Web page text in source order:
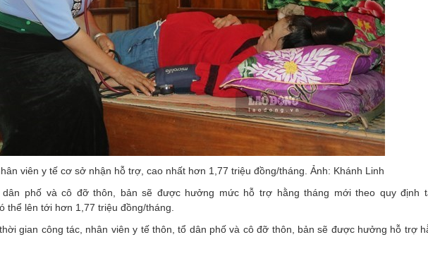
viên y tế cơ sở nhận hỗ trợ, cao nhất hơn 1,77 triệu đồng/tháng. Ảnh: Khánh Linh
phố và cô đỡ thôn, bản sẽ được hưởng mức hỗ trợ hằng tháng mới theo quy định
thể lên tới hơn 1,77 triệu đồng/tháng.
gian công tác, nhân viên y tế thôn, tổ dân phố và cô đỡ thôn, bản sẽ được hưởng hỗ trợ